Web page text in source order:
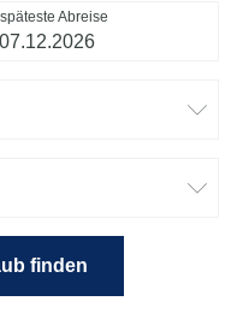
späteste Abreise
finden